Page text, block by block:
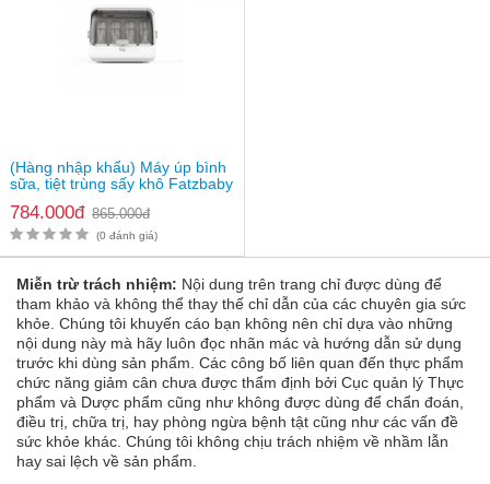
Thông tin sản phẩm
Tên sản phẩm
Mono 15
Thương hiệu
FATZBABY
Xuất xứ thương hiệu
Hàn Quốc
Quy cách đóng gói
1 máy
Giá
434.000vnđ
(Hàng nhập khẩu) Máy úp bình
sữa, tiệt trùng sấy khô Fatzbaby
784.000đ 865.000đ
(0 đánh giá)
Miễn trừ trách nhiệm: Nội dung trên trang chỉ được dùng để
tham khảo và không thể thay thế chỉ dẫn của các chuyên gia sức
khỏe. Chúng tôi khuyến cáo bạn không nên chỉ dựa vào những
nội dung này mà hãy luôn đọc nhãn mác và hướng dẫn sử dụng
trước khi dùng sản phẩm. Các công bố liên quan đến thực phẩm
chức năng giảm cân chưa được thẩm định bởi Cục quản lý Thực
phẩm và Dược phẩm cũng như không được dùng để chẩn đoán,
điều trị, chữa trị, hay phòng ngừa bệnh tật cũng như các vấn đề
sức khỏe khác. Chúng tôi không chịu trách nhiệm về nhầm lẫn
hay sai lệch về sản phẩm.